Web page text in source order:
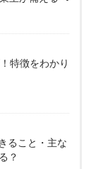
特徴をわかり
ること・主な
？